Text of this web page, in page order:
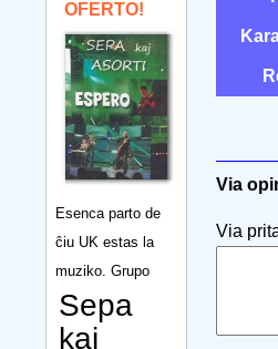
OFERTO!
Esenca parto de
ĉiu UK estas la
muziko. Grupo
Sepa
kaj
Via
Via